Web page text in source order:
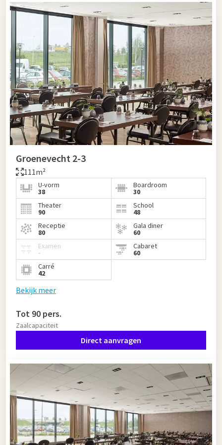
Groenevecht 2-3
111m²
U-vorm
38
Boardroom
30
Theater
90
School
48
Receptie
80
Gala diner
60
Examen
-
Cabaret
60
Carré
42
Bekijk meer
Tot 90 pers.
Zaalcapaciteit
Direct aanvragen